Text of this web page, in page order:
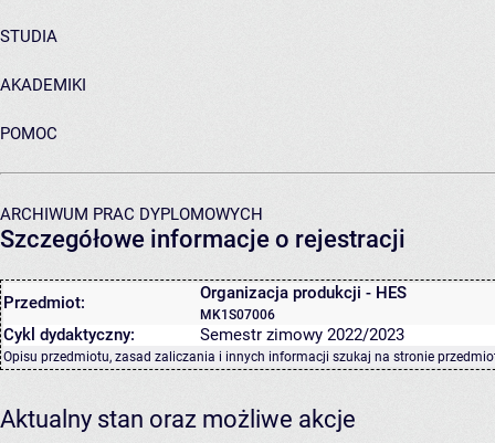
STUDIA
AKADEMIKI
POMOC
ARCHIWUM PRAC DYPLOMOWYCH
Szczegółowe informacje o rejestracji
Przedmiot: Organizacja produkcji - HES
MK1S07006
Cykl dydaktyczny: Semestr zimowy 2022/2023
Opisu przedmiotu, zasad zaliczania i innych informacji szukaj na stronie
Aktualny stan oraz możliwe akcje